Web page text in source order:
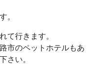
。
て行きます。
市のペットホテルもあ
さい。